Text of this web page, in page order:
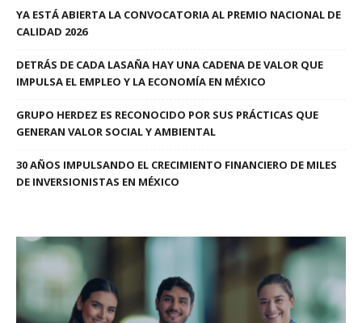
YA ESTÁ ABIERTA LA CONVOCATORIA AL PREMIO NACIONAL DE
CALIDAD 2026
DETRÁS DE CADA LASAÑA HAY UNA CADENA DE VALOR QUE
IMPULSA EL EMPLEO Y LA ECONOMÍA EN MÉXICO
GRUPO HERDEZ ES RECONOCIDO POR SUS PRÁCTICAS QUE
GENERAN VALOR SOCIAL Y AMBIENTAL
30 AÑOS IMPULSANDO EL CRECIMIENTO FINANCIERO DE MILES
DE INVERSIONISTAS EN MÉXICO